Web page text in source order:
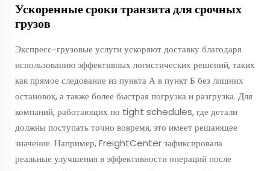
Ускоренные сроки транзита для срочных
грузов
Экспресс-грузовые услуги ускоряют доставку благодаря
использованию эффективных логистических решений, таких
как прямое следование из пункта А в пункт Б без лишних
остановок, а также более быстрая погрузка и разгрузка. Для
компаний, работающих по tight schedules, где детали
должны поступать точно вовремя, это имеет решающее
значение. Например, FreightCenter зафиксировала
реальные улучшения в эффективности операций после